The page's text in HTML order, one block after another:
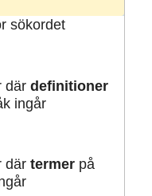
sökordet
där definitioner
ingår
där termerpå